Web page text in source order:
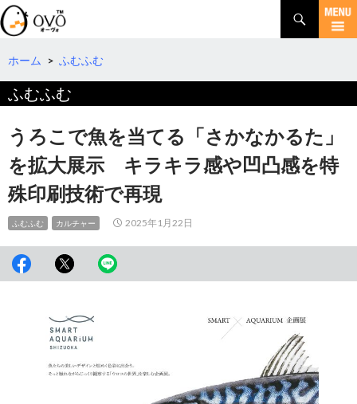
検
索
コ
テ
へ
ホーム > ふむふむ
ふむふむ
うろこで魚を当てる「さかなかるた」
を拡大展示 キラキラ感や凹凸感を特
殊印刷技術で再現
ふむふむ カルチャー 2025年1月22日